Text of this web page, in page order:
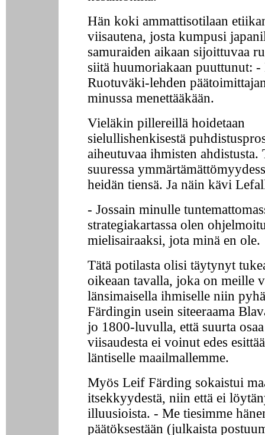
Hän koki ammattisotilaan
viisautena, josta kumpusi
samuraiden aikaan sijoittuvaa
siitä huumoriakaan puuttunut:
Ruotuväki-lehden
minussa menettääkään.
Vieläkin pillereillä hoidetaan
sielullishenkisestä
aiheutuvaa ihmisten ahdistusta.
suuressa
heidän tiensä. Ja näin kävi
- Jossain minulle
strategiakartassa olen
mielisairaaksi, jota minä en ole.
Tätä potilasta olisi täytynyt
oikeaan tavalla, joka on meille
länsimaisella ihmiselle niin
Färdingin usein siteeraama
jo 1800-luvulla, että suurta
viisaudesta ei voinut edes
läntiselle maailmallemme.
Myös Leif Färding sokaistui
itsekkyydestä, niin että ei
illuusioista. - Me tiesimme
päätöksestään (julkaista